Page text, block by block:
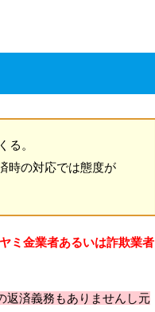
る。
時の対応では態度が
ミ金業者あるいは詐欺業者
返済義務もありませんし元